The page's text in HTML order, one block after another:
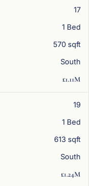
17
1 Bed
570 sqft
South
£1.11M
19
1 Bed
613 sqft
South
£1.24M